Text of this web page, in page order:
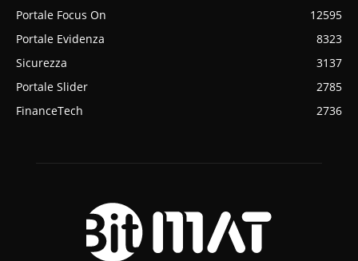
Portale Focus On
12595
Portale Evidenza
8323
Sicurezza
3137
Portale Slider
2785
FinanceTech
2736